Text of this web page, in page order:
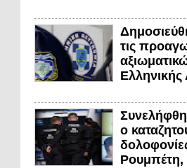
τις
Ελληνικής
ο
Ρουμπέτη,